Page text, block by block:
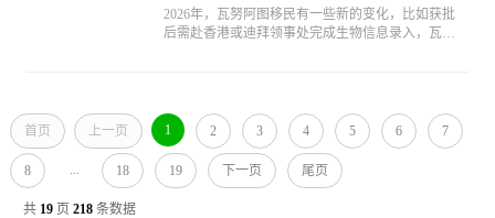
2026年，瓦努阿图移民有一些新的变化，比如获批
后需赴香港或迪拜领事处完成生物信息录入，瓦努
首页 上一页 1 2 3 4 5 6 7
8 ... 18 19 下一页 尾页
共 19页 218条数据